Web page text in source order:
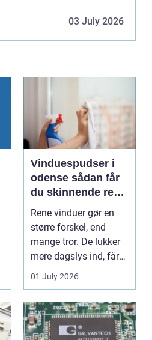
03 July 2026
Vinduespudser i
odense sådan får
du skinnende rene
ruder året rundt
Rene vinduer gør en
større forskel, end
mange tror. De lukker
mere dagslys ind, får
hjem og erhvervs...
01 July 2026